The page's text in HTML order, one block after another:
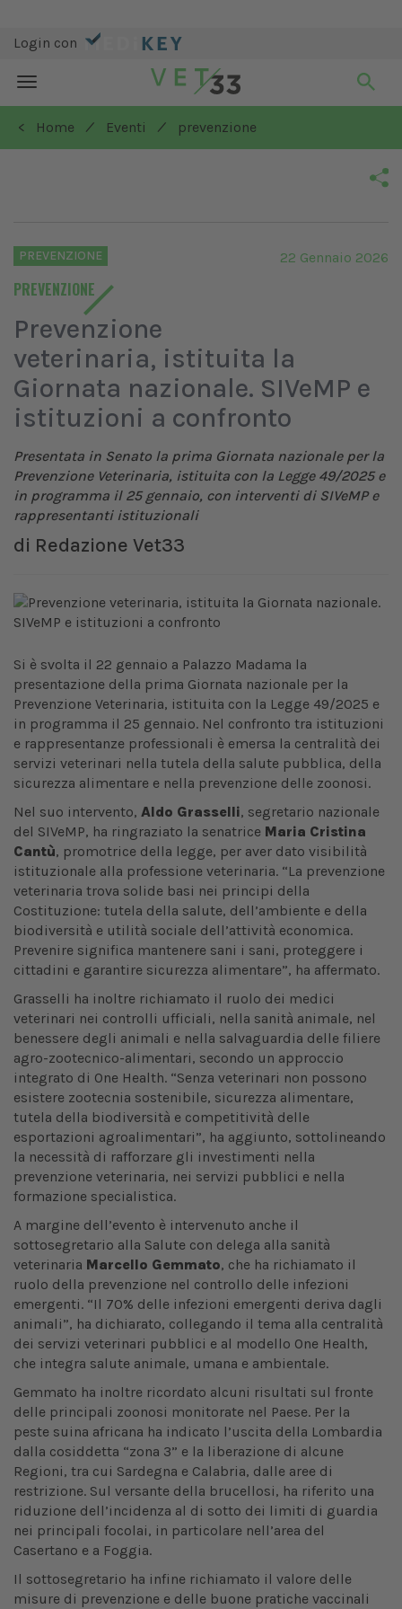
Login con
Toggle
navigation
< Home
/ Eventi / prevenzione
PREVENZIONE
PREVENZIONE
22 Gennaio 2026
Prevenzione
veterinaria, istituita la
Giornata nazionale. SIVeMP e
istituzioni a confronto
Presentata in Senato la prima Giornata nazionale per la
Prevenzione Veterinaria, istituita con la Legge 49/2025 e
in programma il 25 gennaio, con interventi di SIVeMP e
rappresentanti istituzionali
di Redazione Vet33
Si è svolta il 22 gennaio a Palazzo Madama la
presentazione della prima Giornata nazionale per la
Prevenzione Veterinaria, istituita con la Legge 49/2025 e
in programma il 25 gennaio. Nel confronto tra istituzioni
e rappresentanze professionali è emersa la centralità dei
servizi veterinari nella tutela della salute pubblica, della
sicurezza alimentare e nella prevenzione delle zoonosi.
Nel suo intervento, Aldo Grasselli, segretario nazionale
del SIVeMP, ha ringraziato la senatrice Maria Cristina
Cantù, promotrice della legge, per aver dato visibilità
istituzionale alla professione veterinaria. “La prevenzione
veterinaria trova solide basi nei principi della
Costituzione: tutela della salute, dell’ambiente e della
biodiversità e utilità sociale dell’attività economica.
Prevenire significa mantenere sani i sani, proteggere i
cittadini e garantire sicurezza alimentare”, ha affermato.
Grasselli ha inoltre richiamato il ruolo dei medici
veterinari nei controlli ufficiali, nella sanità animale, nel
benessere degli animali e nella salvaguardia delle filiere
agro-zootecnico-alimentari, secondo un approccio
integrato di One Health. “Senza veterinari non possono
esistere zootecnia sostenibile, sicurezza alimentare,
tutela della biodiversità e competitività delle
esportazioni agroalimentari”, ha aggiunto, sottolineando
la necessità di rafforzare gli investimenti nella
prevenzione veterinaria, nei servizi pubblici e nella
formazione specialistica.
A margine dell’evento è intervenuto anche il
sottosegretario alla Salute con delega alla sanità
veterinaria Marcello Gemmato, che ha richiamato il
ruolo della prevenzione nel controllo delle infezioni
emergenti. “Il 70% delle infezioni emergenti deriva dagli
animali”, ha dichiarato, collegando il tema alla centralità
dei servizi veterinari pubblici e al modello One Health,
che integra salute animale, umana e ambientale.
Gemmato ha inoltre ricordato alcuni risultati sul fronte
delle principali zoonosi monitorate nel Paese. Per la
peste suina africana ha indicato l’uscita della Lombardia
dalla cosiddetta “zona 3” e la liberazione di alcune
Regioni, tra cui Sardegna e Calabria, dalle aree di
restrizione. Sul versante della brucellosi, ha riferito una
riduzione dell’incidenza al di sotto dei limiti di guardia
nei principali focolai, in particolare nell’area del
Casertano e a Foggia.
Il sottosegretario ha infine richiamato il valore delle
misure di prevenzione e delle buone pratiche vaccinali